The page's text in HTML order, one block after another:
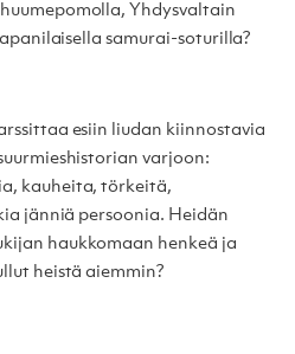
Yhdysvaltain
samurai-soturilla?
esiin liudan kiinnostavia
varjoon:
kauheita, törkeitä,
jänniä persoonia. Heidän
haukkomaan henkeä ja
heistä aiemmin?